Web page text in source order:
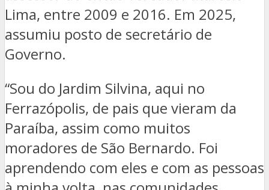
Lima, entre 2009 e 2016. Em 2025,
assumiu posto de secretário de
Governo.
“Sou do Jardim Silvina, aqui no
Ferrazópolis, de pais que vieram da
Paraíba, assim como muitos
moradores de São Bernardo. Foi
aprendendo com eles e com as pessoas